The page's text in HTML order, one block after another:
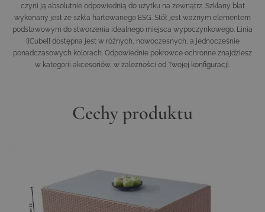
czyni ją absolutnie odpowiednią do użytku na zewnątrz. Szklany blat
wykonany jest ze szkła hartowanego ESG. Stół jest ważnym elementem
podstawowym do stworzenia idealnego miejsca wypoczynkowego. Linia
[[Cube]] dostępna jest w różnych, nowoczesnych, a jednocześnie
ponadczasowych kolorach. Odpowiednie pokrowce ochronne znajdziesz
w kategorii akcesoriów, w zależności od Twojej konfiguracji.
Cechy produktu